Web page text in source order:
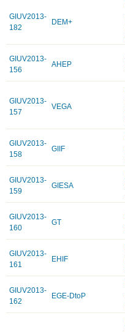
GIUV2013-
182
DEM+
GIUV2013-
156
AHEP
GIUV2013-
157
VEGA
GIUV2013-
158
GIIF
GIUV2013-
159
GIESA
GIUV2013-
160
GT
GIUV2013-
161
EHIF
GIUV2013-
162
EGE-DtoP